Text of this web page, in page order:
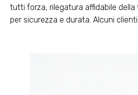
tutti forza, rilegatura affidabile
per sicurezza e durata. Alcuni